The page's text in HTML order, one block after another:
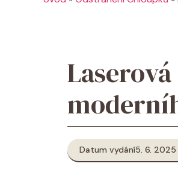
Datum vydání5. 6. 2025